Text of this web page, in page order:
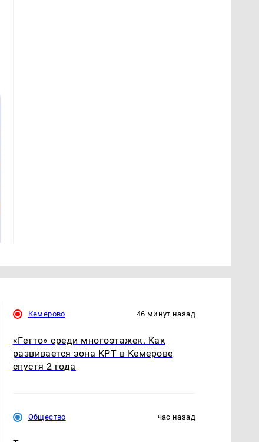
Кемерово 46 минут назад
«Гетто» среди многоэтажек. Как
развивается зона КРТ в Кемерове
спустя 2 года
Общество час назад